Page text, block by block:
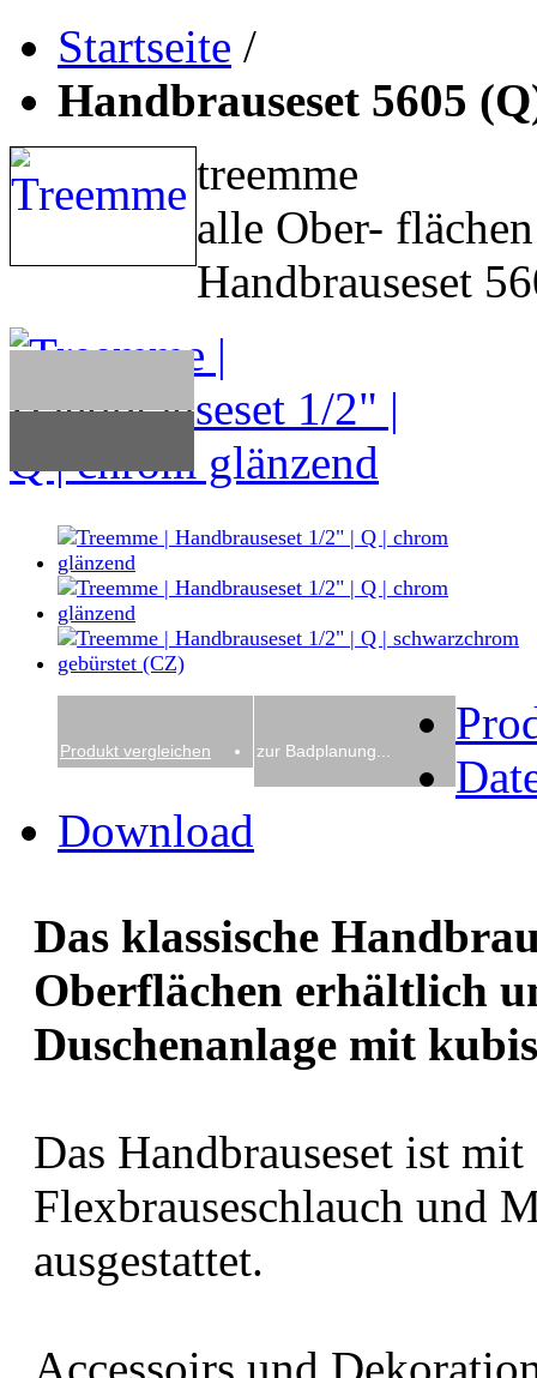
Startseite /
Handbrauseset 5605
treemme
alle Ober-
Handbrauseset
Produkt vergleichen zur Badplanung...
Download
Das klassische
Oberflächen erhältlich
Duschenanlage mit
Das Handbrauseset ist
Flexbrauseschlauch und
ausgestattet.
Accessoirs und